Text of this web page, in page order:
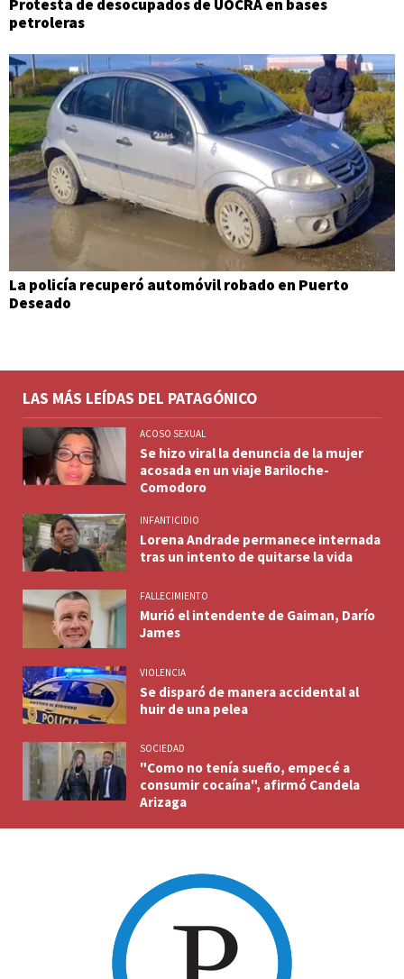
Protesta de desocupados de UOCRA en bases
petroleras
La policía recuperó automóvil robado en Puerto
Deseado
LAS MÁS LEÍDAS DEL PATAGÓNICO
ACOSO SEXUAL
Se hizo viral la denuncia de la mujer
acosada en un viaje Bariloche-
Comodoro
INFANTICIDIO
Lorena Andrade permanece internada
tras un intento de quitarse la vida
FALLECIMIENTO
Murió el intendente de Gaiman, Darío
James
VIOLENCIA
Se disparó de manera accidental al
huir de una pelea
SOCIEDAD
"Como no tenía sueño, empecé a
consumir cocaína", afirmó Candela
Arizaga